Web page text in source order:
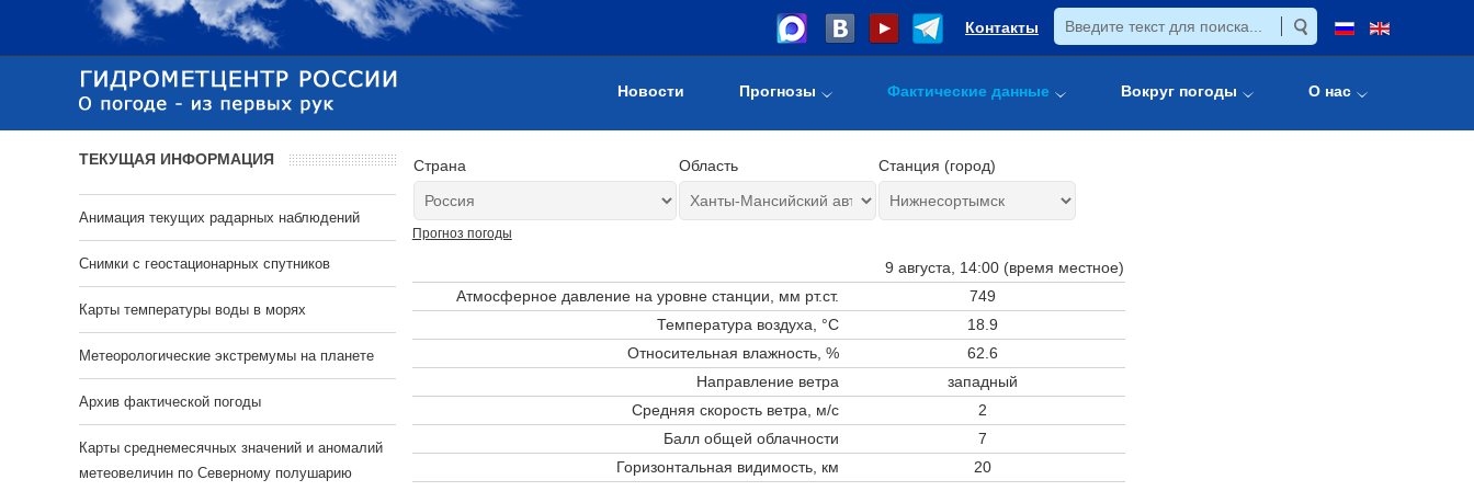
Контакты
Новости Прогнозы Фактические данные Вокруг погоды О нас
Страна Область Станция (город)
Прогноз погоды
9 августа, 14:00 (время местное)
Атмосферное давление на уровне станции, мм рт.ст.
749
Температура воздуха, °C
18.9
Относительная влажность, %
62.6
Направление ветра
западный
Средняя скорость ветра, м/с
2
Балл общей облачности
7
Горизонтальная видимость, км
20
ТЕКУЩАЯ ИНФОРМАЦИЯ
Анимация текущих радарных наблюдений
Cнимки с геостационарных спутников
Карты температуры воды в морях
Метеорологические экстремумы на планете
Архив фактической погоды
Карты среднемесячных значений и аномалий
метеовеличин по Северному полушарию